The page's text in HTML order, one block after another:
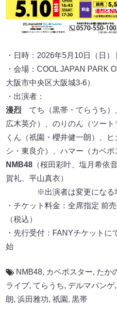
・日時：2026年5月10日（日
・会場：COOL JAPAN PARK
大阪市中央区大阪城3-6）
・出演者：
漫烈 てち（黒帯・てらうち）
広木英介）、のりのん（ツー
くん（祇園・櫻井健一朗）、
シ・東良介）、ハマー（カベポ
NMB48 （桜田彩叶、塩月希依
賀礼、平山真衣）
※出演者は変更になる場
・チケット料金：全席指定 前
（税込）
・先行受付：FANYチケットに
始
NMB48, カベポスター, たか
ライブ, てらうち, デルマパンゲ,
朗, 浜田雅功, 祇園 , 黒帯